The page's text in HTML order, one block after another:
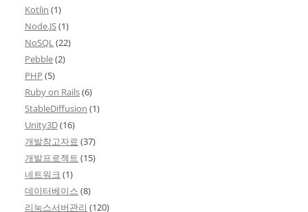
Kotlin (1)
Node.JS(1)
NoSQL(22)
Pebble(2)
PHP (5)
Ruby on Rails(6)
StableDiffusion (1)
Unity3D(16)
개발참고자료 (37)
개발프로젝트 (15)
네트워크 (1)
데이터베이스 (8)
리눅스서버관리 (120)